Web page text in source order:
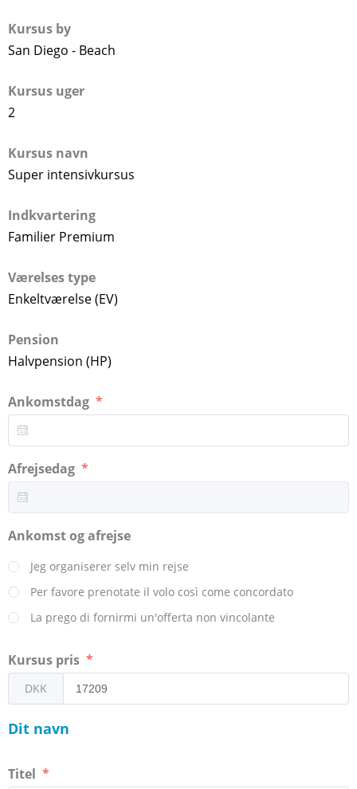
Kursus by
San Diego - Beach
Kursus uger
2
Kursus navn
Super intensivkursus
Indkvartering
Familier Premium
Værelses type
Enkeltværelse (EV)
Pension
Halvpension (HP)
Ankomstdag
Afrejsedag
Ankomst og afrejse
Jeg organiserer selv min rejse
Per favore prenotate il volo così come concordato
La prego di fornirmi un'offerta non vincolante
Kursus pris
DKK
Dit navn
Titel